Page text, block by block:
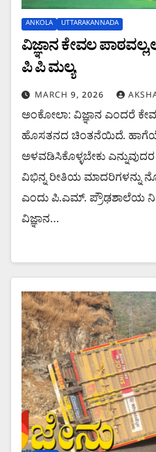
ANKOLA UTTARAKANNADA
ವಿಜ್ಞಾನ ಕೇವಲ
ಪಿ ಪಿ ಮಲ್ಯ.
MARCH 9, 2026
ಅಂಕೋಲಾ: ವಿಜ್ಞಾನ ಎಂದರೆ
ಹೊಸತನದ ಚಿಂತನೆಯಿದೆ.
ಅಳವಡಿಸಿಕೊಳ್ಳಬೇಕು
ವಿಭಿನ್ನ ರೀತಿಯ ಮಾದರಿಗಳನ್ನು
ಎಂದು ಪಿ.ಎಮ್. ಪ್ರೌಢಶಾಲೆಯ
ವಿಜ್ಞಾನ…